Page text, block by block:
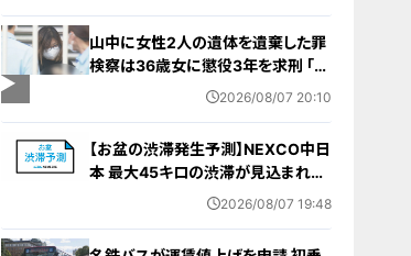
山中に女性2人の遺体を遺棄した罪
検察は36歳女に懲役3年を求刑 ｢遺
棄時に近くに居続けたこと自体が重
2026/08/07 20:10
【お盆の渋滞発生予測】NEXCO中日
本 最大45キロの渋滞が見込まれる
区間も… 中央道・東名・新東名・東名
2026/08/07 19:48